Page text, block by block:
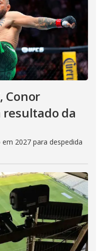
Conor
resultado da
2027 para despedida